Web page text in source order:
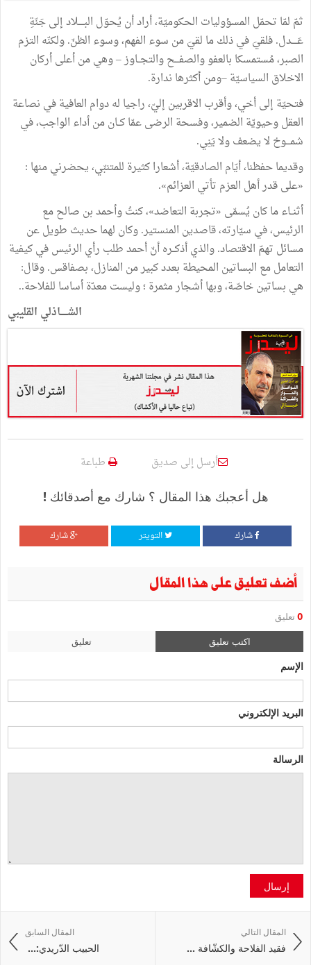
ثمّ لمّا تحمّل المسؤوليات الحكوميّة،أرادأن يُحوّل البــــلادإلىجَنّةِ
عَــــدل.فلقيَفيذلكما لقيَمن سوء الفهم،وسوء الظنّ.ولكنّه التزم
الصبر،مُستمسكا بالعفووالصفـــحوالتجــاوز–وهيمنأعلىأركان
الاخلاق السياسيّة–ومنأكثرها ندارة.
فتحيّة إلىأخي،وأقرب الاقربين إليّ،راجيا لهدوام العافيةفي نصاعة
العقلوحيويّة الضمير،وفسحة الرضىعمّاكــانمنأداء الواجب،في
شمـــوخ لايضعفولايَنِي.
وقديماحفظنا،أيّام الصادقيّة،أشعاراكثيرة للمتنبّي،يحضرنيمنها :
«علىقدرأهل العزم تأتي العزائم»
.
أثنــاءماكان يُسمّى «تجربة التعاضد»،كنتُوأحمدبن صالحمع
الرئيس،في سيّارته،قاصدين المنستير.وكان لهماحديث طويلعن
مسائل تهمّ الاقتصاد.والذيأذكــرهأنّأحمدطلب رأي الرئيسفيكيفية
التعاملمع البساتين المحيطة بعددكبيرمن المنازل،بصفاقس.وقال:
هي بساتينخاصّة،وبهاأشجارمثمرة ؛وليستمعدّةأساسا للفلاحة.
.
الشـــــاذلي القليبي
أرسل إلى صديق طباعة
هل أعجبك هذا المقال ؟ شارك مع أصدقائك !
شارك التويتر شارك
أضف تعليق على هذا المقال
0 تعليق
اكتب تعليق تعليق
الإسم
البريد الإلكتروني
الرسالة
إرسال
المقال السابق المقال التالي
فقيد الفلاحة والكشّافة ...